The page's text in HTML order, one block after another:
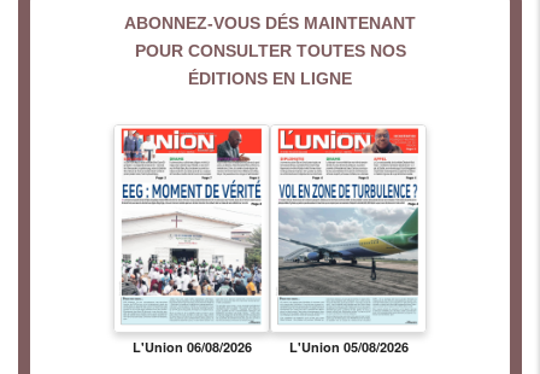
ABONNEZ-VOUS DÉS MAINTENANT
POUR CONSULTER TOUTES NOS
ÉDITIONS EN LIGNE